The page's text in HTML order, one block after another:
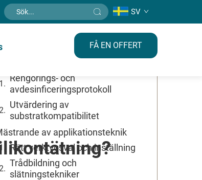
SV
FÅ EN OFFERT
ytförberedelse för
Rengörings- och
avdesinficeringsprotokoll
Utvärdering av
substratkompatibilitet
av applikationsteknik
Rätt verktygsval och inställning
Trådbildning och
slätningstekniker